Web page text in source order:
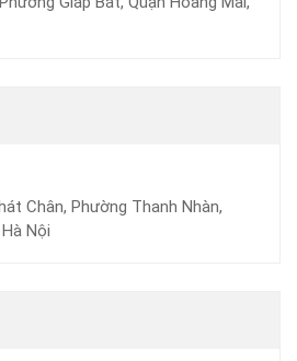
Chân, Phường Thanh Nhàn,
Nội